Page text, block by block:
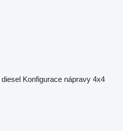
diesel Konfigurace nápravy 4x4